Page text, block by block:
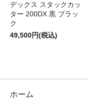
デックス スタックカッ
ター 200DX 黒 ブラッ
ク
49,500円(税込)
ホーム